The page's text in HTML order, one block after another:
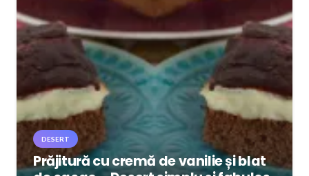
DESERT
Prăjitură cu cremă de vanilie și blat